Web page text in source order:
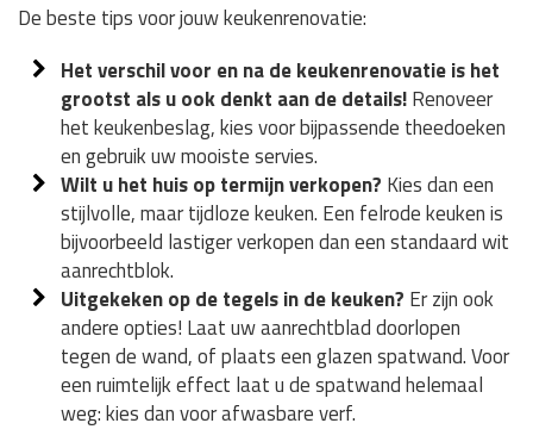
De beste tips voor jouw keukenrenovatie:
Het verschil voor en na de keukenrenovatie is het
grootst als u ook denkt aan de details!Renoveer
het keukenbeslag, kies voor bijpassende theedoeken
en gebruik uw mooiste servies.
Wilt u het huis op termijn verkopen? Kies dan een
stijlvolle, maar tijdloze keuken. Een felrode keuken is
bijvoorbeeld lastiger verkopen dan een standaard wit
aanrechtblok.
Uitgekeken op de tegels in de keuken? Er zijn ook
andere opties! Laat uw aanrechtblad doorlopen
tegen de wand, of plaats een glazen spatwand. Voor
een ruimtelijk effect laat u de spatwand helemaal
weg: kies dan voor afwasbare verf.